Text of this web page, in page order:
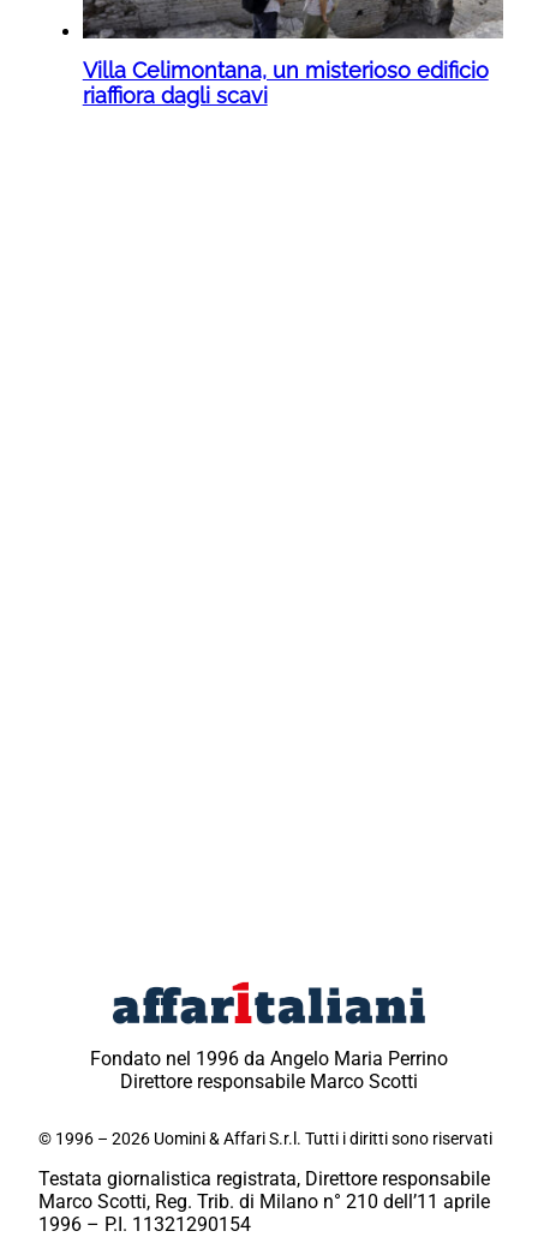
Villa Celimontana, un misterioso edificio
riaffiora dagli scavi
Fondato nel 1996 da Angelo Maria Perrino
Direttore responsabile Marco Scotti
© 1996 – 2026 Uomini & Affari S.r.l. Tutti i diritti sono riservati
Testata giornalistica registrata, Direttore responsabile
Marco Scotti, Reg. Trib. di Milano n° 210 dell’11 aprile
1996 – P.I. 11321290154